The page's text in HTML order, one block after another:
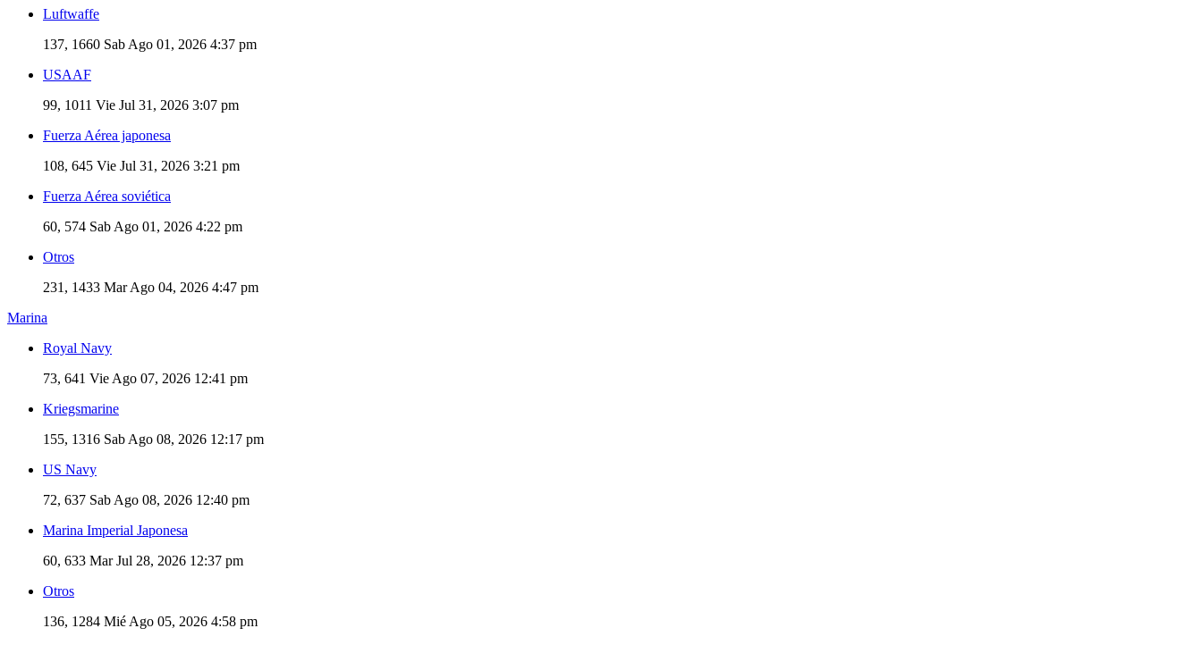
Luftwaffe
137, 1660 Sab Ago 01, 2026 4:37 pm
USAAF
99, 1011 Vie Jul 31, 2026 3:07 pm
Fuerza Aérea japonesa
108, 645 Vie Jul 31, 2026 3:21 pm
Fuerza Aérea soviética
60, 574 Sab Ago 01, 2026 4:22 pm
Otros
231, 1433 Mar Ago 04, 2026 4:47 pm
Marina
Royal Navy
73, 641 Vie Ago 07, 2026 12:41 pm
Kriegsmarine
155, 1316 Sab Ago 08, 2026 12:17 pm
US Navy
72, 637 Sab Ago 08, 2026 12:40 pm
Marina Imperial Japonesa
60, 633 Mar Jul 28, 2026 12:37 pm
Otros
136, 1284 Mié Ago 05, 2026 4:58 pm